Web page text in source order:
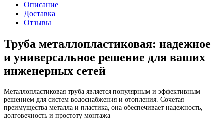
Описание
Доставка
Отзывы
Труба металлопластиковая: надежное
и универсальное решение для ваших
инженерных сетей
Металлопластиковая труба является популярным и эффективным
решением для систем водоснабжения и отопления. Сочетая
преимущества металла и пластика, она обеспечивает надежность,
долговечность и простоту монтажа.